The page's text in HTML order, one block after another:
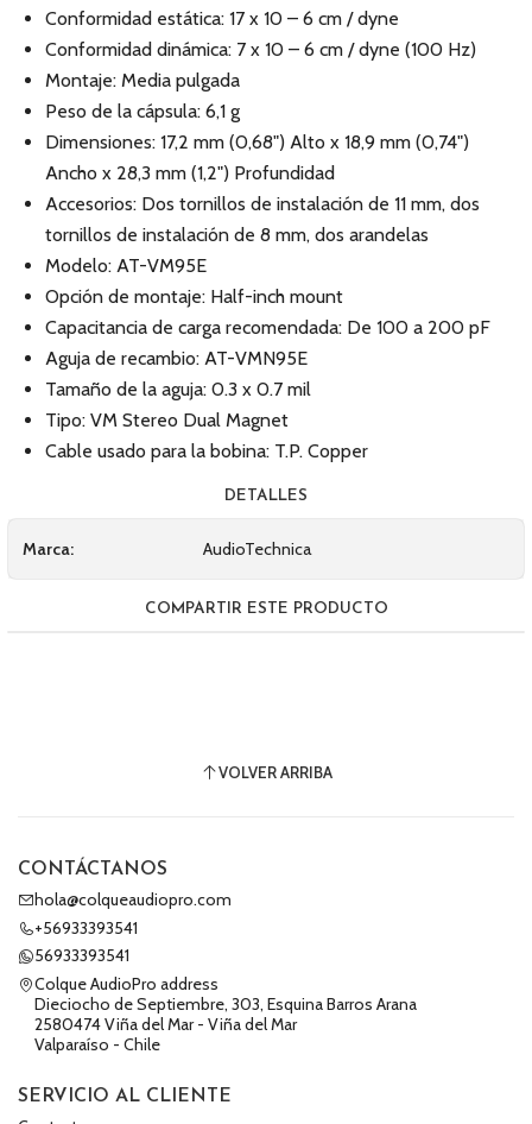
Conformidad estática: 17 x 10 – 6 cm / dyne
Conformidad dinámica: 7 x 10 – 6 cm / dyne (100 Hz)
Montaje: Media pulgada
Peso de la cápsula: 6,1 g
Dimensiones: 17,2 mm (0,68") Alto x 18,9 mm (0,74")
Ancho x 28,3 mm (1,2") Profundidad
Accesorios: Dos tornillos de instalación de 11 mm, dos
tornillos de instalación de 8 mm, dos arandelas
Modelo: AT-VM95E
Opción de montaje: Half-inch mount
Capacitancia de carga recomendada: De 100 a 200 pF
Aguja de recambio: AT-VMN95E
Tamaño de la aguja: 0.3 x 0.7 mil
Tipo: VM Stereo Dual Magnet
Cable usado para la bobina: T.P. Copper
DETALLES
Marca: AudioTechnica
COMPARTIR ESTE PRODUCTO
VOLVER ARRIBA
CONTÁCTANOS
hola@colqueaudiopro.com
+56933393541
56933393541
Colque AudioPro address
Dieciocho de Septiembre, 303, Esquina Barros Arana
2580474 Viña del Mar - Viña del Mar
Valparaíso - Chile
SERVICIO AL CLIENTE